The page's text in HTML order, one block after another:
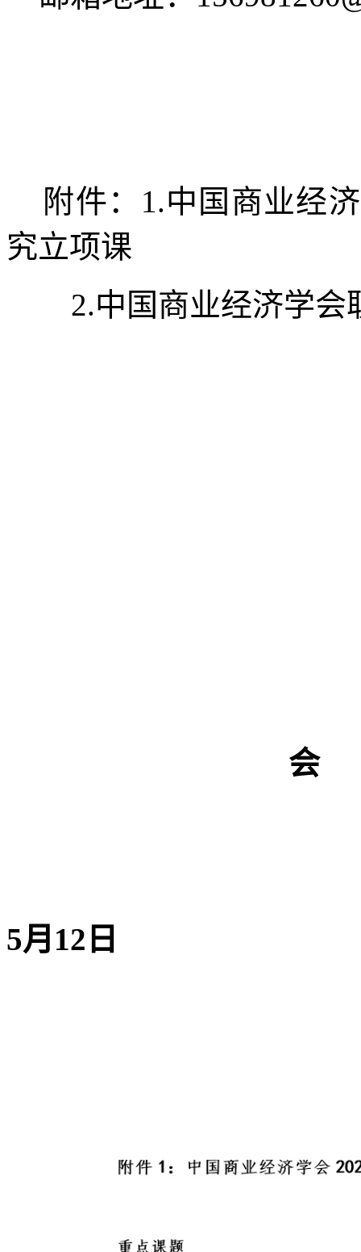
附件：1.中国商业经
究立项课
2.中国商业经济学会
会
5月12日